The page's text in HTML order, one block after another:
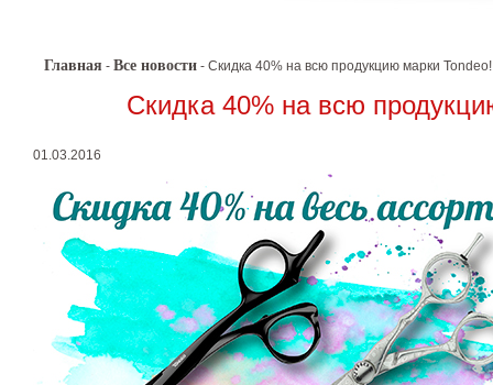
Главная - Все новости - Скидка 40% на всю продукцию марки Tondeo!
Скидка 40% на всю
01.03.2016